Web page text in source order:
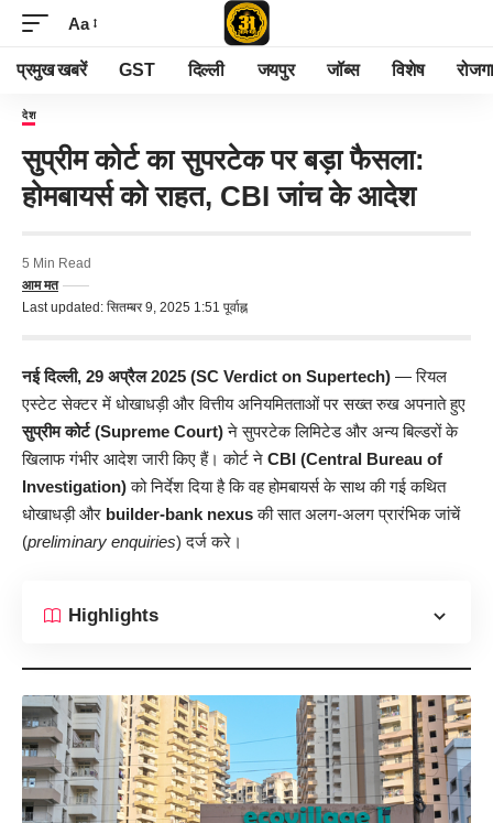
Aa
प्रमुख खबरें GST दिल्ली जयपुर जॉब्स विशेष
देश
सुप्रीम कोर्ट का सुपरटेक पर बड़ा फैसला:
होमबायर्स को राहत, CBI जांच के आदेश
Last updated: सितम्बर 9, 2025 1:51 पूर्वाह्न
आम मत
5 Min Read
नई दिल्ली, 29 अप्रैल 2025 (SC Verdict on Supertech) — रियल
एस्टेट सेक्टर में धोखाधड़ी और वित्तीय अनियमितताओं पर सख्त रुख अपनाते हुए
सुप्रीम कोर्ट (Supreme Court)ने सुपरटेक लिमिटेड और अन्य बिल्डरों के
खिलाफ गंभीर आदेश जारी किए हैं। कोर्ट ने CBI (Central Bureau of
Investigation)को निर्देश दिया है कि वह होमबायर्स के साथ की गई कथित
धोखाधड़ी और builder-bank nexusकी सात अलग-अलग प्रारंभिक जांचें
(preliminary enquiries) दर्ज करे।
Highlights